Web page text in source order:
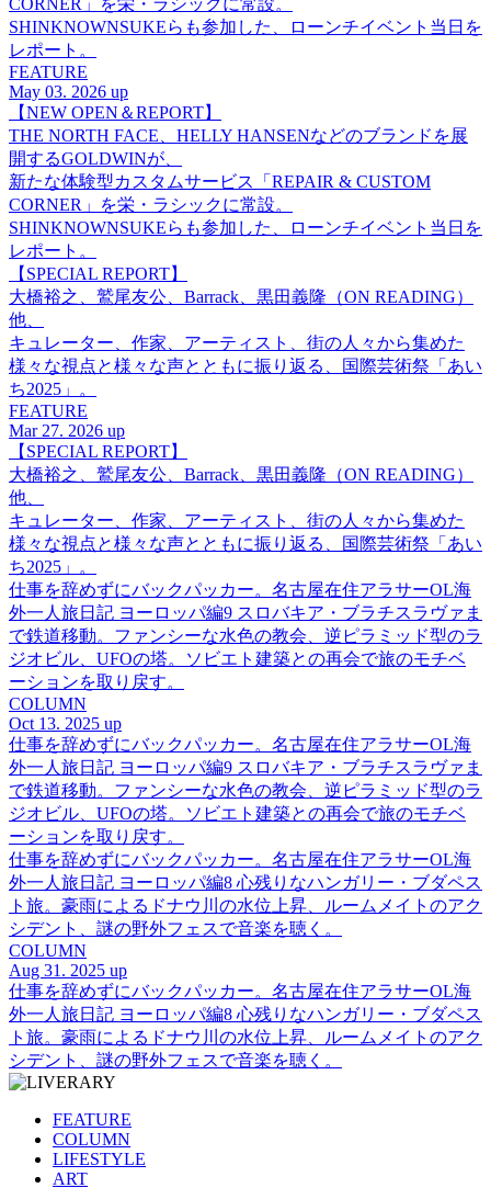
CORNER」を栄・ラシックに常設。
SHINKNOWNSUKEらも参加した、ローンチイベント当日を
レポート。
FEATURE
May 03. 2026 up
【NEW OPEN＆REPORT】
THE NORTH FACE、HELLY HANSENなどのブランドを展
開するGOLDWINが、
新たな体験型カスタムサービス「REPAIR & CUSTOM
CORNER」を栄・ラシックに常設。
SHINKNOWNSUKEらも参加した、ローンチイベント当日を
レポート。
【SPECIAL REPORT】
大橋裕之、鷲尾友公、Barrack、黒田義隆（ON READING）
他、
キュレーター、作家、アーティスト、街の人々から集めた
様々な視点と様々な声とともに振り返る、国際芸術祭「あい
ち2025」。
FEATURE
Mar 27. 2026 up
【SPECIAL REPORT】
大橋裕之、鷲尾友公、Barrack、黒田義隆（ON READING）
他、
キュレーター、作家、アーティスト、街の人々から集めた
様々な視点と様々な声とともに振り返る、国際芸術祭「あい
ち2025」。
仕事を辞めずにバックパッカー。名古屋在住アラサーOL海
外一人旅日記 ヨーロッパ編9 スロバキア・ブラチスラヴァま
で鉄道移動。ファンシーな水色の教会、逆ピラミッド型のラ
ジオビル、UFOの塔。ソビエト建築との再会で旅のモチベ
ーションを取り戻す。
COLUMN
Oct 13. 2025 up
仕事を辞めずにバックパッカー。名古屋在住アラサーOL海
外一人旅日記 ヨーロッパ編9 スロバキア・ブラチスラヴァま
で鉄道移動。ファンシーな水色の教会、逆ピラミッド型のラ
ジオビル、UFOの塔。ソビエト建築との再会で旅のモチベ
ーションを取り戻す。
仕事を辞めずにバックパッカー。名古屋在住アラサーOL海
外一人旅日記 ヨーロッパ編8 心残りなハンガリー・ブダペス
ト旅。豪雨によるドナウ川の水位上昇、ルームメイトのアク
シデント、謎の野外フェスで音楽を聴く。
COLUMN
Aug 31. 2025 up
仕事を辞めずにバックパッカー。名古屋在住アラサーOL海
外一人旅日記 ヨーロッパ編8 心残りなハンガリー・ブダペス
ト旅。豪雨によるドナウ川の水位上昇、ルームメイトのアク
シデント、謎の野外フェスで音楽を聴く。
FEATURE
COLUMN
LIFESTYLE
ART